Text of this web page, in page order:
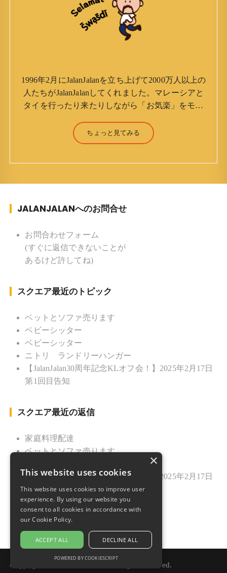
1996年2月にJalanJalanを立ち上げて2000万人以上の
人たちがJalanJalanしてくれました。マレーシアと
タイを行ったり来たりしながら「お気楽」をモッ
（Jun Yamamori） 生年月日 ：1959年7月4日(61
才) 生まれ ：香港(3才まで) 育
ク ソフトボール
督 BKKソフトボール「おぼんこ
ぼん 」監督 マレーシア歴：1991年から31年目 タ
イ歴 ：2001年から21年目
ちょっと見てみる
JALANJALANへのお問合せ
お問合わせフォーム
(すぐに返信できないことが
あるけど許してね)
スクエア最近のトピック
ベットとソファ売ります
ベビーシッター
ベビーシッター
ニトリ ランドリーハンガー
【JalanJalan30周年記念KLオフ会！】2025年2月17日
第1回目告知
スクエア最近の返信
家庭料理配達
ベットとソファ売ります
【JalanJalan30周年記念KLオフ会！】2025年2月17日
第1回目告知
久しぶりのご挨拶
Copyright © 2021 Jalan Jalan. All rights reserved.
×
This website uses cookies
This website uses cookies to improve user
experience. By using our website you
consent to all cookies in accordance with
our Cookie Policy.
ACCEPT ALL DECLINE ALL
POWERED BY COOKIESCRIPT